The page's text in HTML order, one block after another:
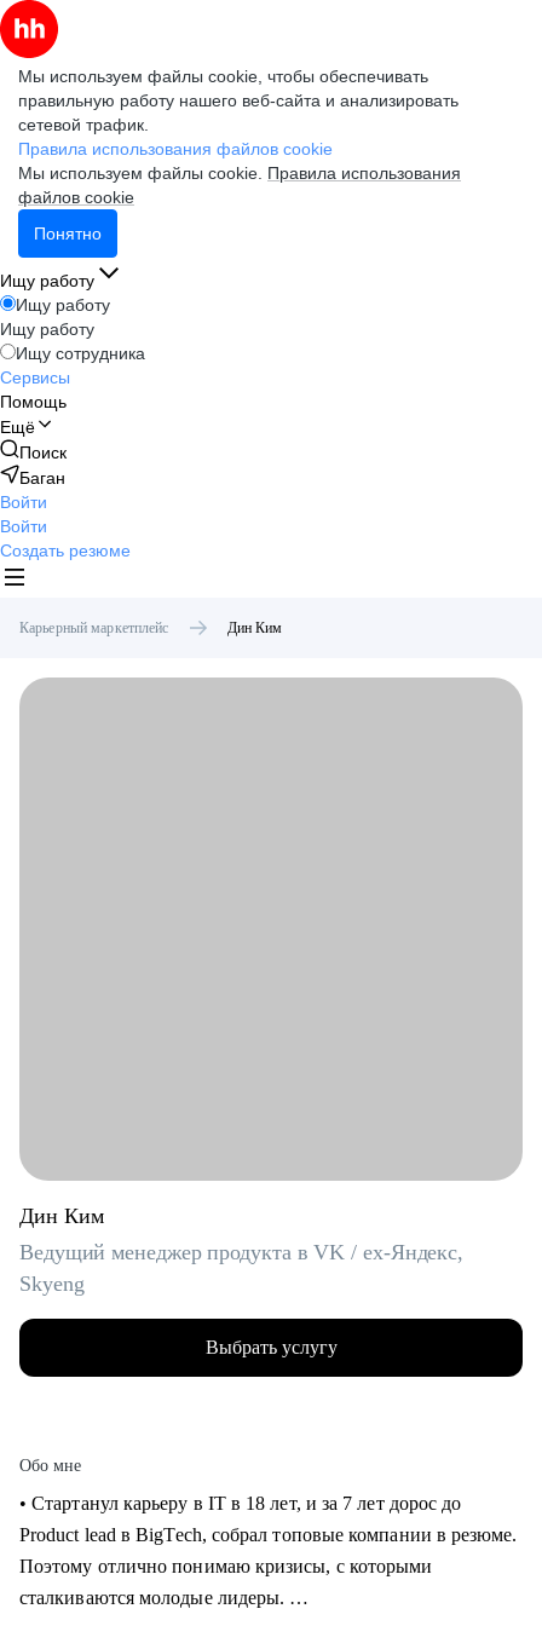
Мы используем файлы cookie, чтобы обеспечивать
правильную работу нашего веб-сайта и анализировать
сетевой трафик.
Правила использования файлов cookie
Мы используем файлы cookie. Правила использования
файлов cookie
Понятно
Ищу работу
Ищу работу
Ищу работу
Ищу сотрудника
Сервисы
Помощь
Ещё
Поиск
Баган
Войти
Войти
Создать резюме
Карьерный маркетплейс Дин Ким
Дин Ким
Ведущий менеджер продукта в VK / ex-Яндекс,
Skyeng
Выбрать услугу
Обо мне
• Стартанул карьеру в IT в 18 лет, и за 7 лет дорос до
Product lead в BigTech, собрал топовые компании в резюме.
Поэтому отлично понимаю кризисы, с которыми
сталкиваются молодые лидеры.